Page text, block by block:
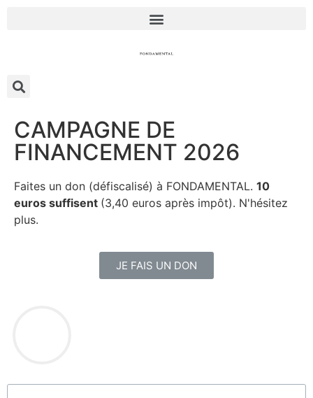
CAMPAGNE DE
FINANCEMENT 2026
Faites un don (défiscalisé) à FONDAMENTAL. 10
euros suffisent (3,40 euros après impôt). N'hésitez
plus.
JE FAIS UN DON